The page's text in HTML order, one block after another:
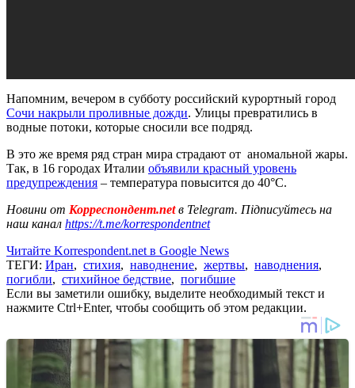
Напомним, вечером в субботу российский курортный город
Сочи накрыли проливные дожди. Улицы превратились в
водные потоки, которые сносили все подряд.
В это же время ряд стран мира страдают от аномальной жары.
Так, в 16 городах Италии объявили красный уровень
предупреждения – температура повысится до 40°C.
Новини от Корреспондент.netв Telegram. Підписуйтесь на
наш канал https://t.me/korrespondentnet
Читайте Korrespondent.net в Google News
ТЕГИ: Иран, стихия, наводнение, жертвы, наводнения,
погибли, стихийное бедствие, погибшие
Если вы заметили ошибку, выделите необходимый текст и
нажмите Ctrl+Enter, чтобы сообщить об этом редакции.